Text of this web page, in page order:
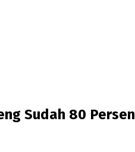
Sudah 80 Persen